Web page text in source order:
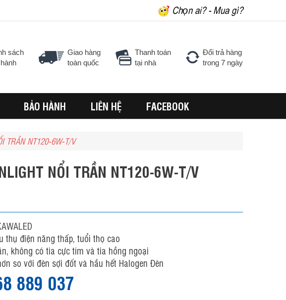
Chọn ai? - Mua gì?
sách
Giao hàng
toàn quốc
Thanh toán
tại nhà
Đổi trả hàng
trong 7 ngày
BẢO HÀNH LIÊN HỆ FACEBOOK
TRẦN NT120-6W-T/V
NỔI TRẦN NT120-6W-T/V
thụ điện năng thấp, tuổi thọ cao
không có tia cực tím và tia hồng ngoại
so với đèn sợi đốt và hầu hết Halogen Đèn
889 037